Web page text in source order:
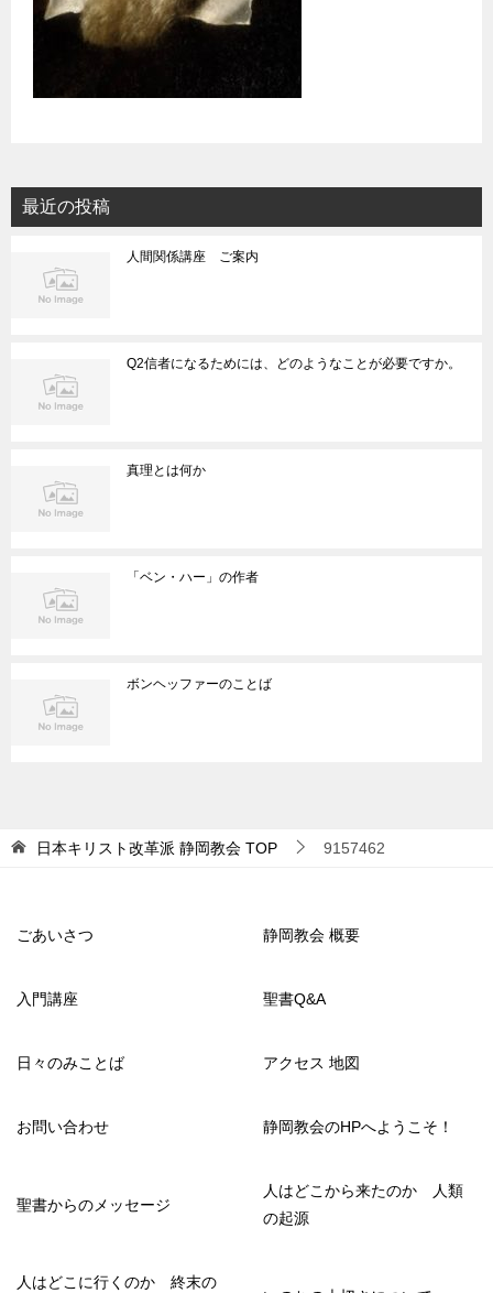
最近の投稿
人間関係講座 ご案内
Q2信者になるためには、どのようなことが必要ですか。
真理とは何か
「ベン・ハー」の作者
ボンヘッファーのことば
日本キリスト改革派 静岡教会 TOP 9157462
ごあいさつ 静岡教会 概要
入門講座 聖書Q&A
日々のみことば アクセス 地図
お問い合わせ 静岡教会のHPへようこそ！
聖書からのメッセージ
人はどこから来たのか 人類
の起源
人はどこに行くのか 終末の